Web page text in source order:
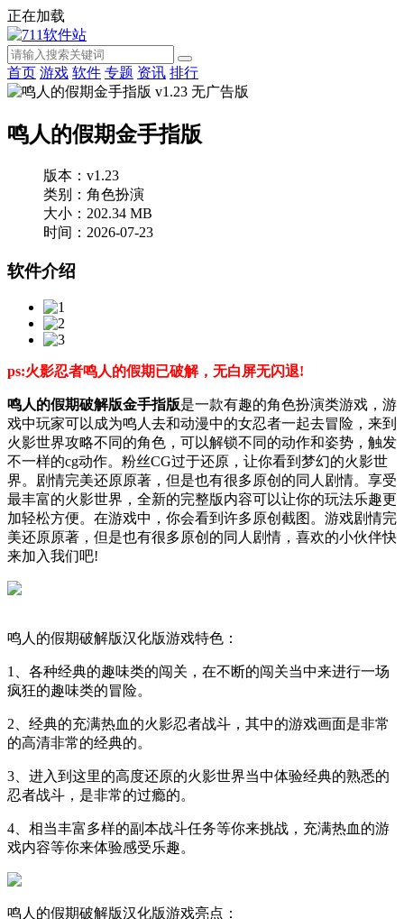
正在加载
首页 游戏 软件 专题 资讯 排行
鸣人的假期金手指版
版本：v1.23
类别：角色扮演
大小：202.34 MB
时间：2026-07-23
软件介绍
ps:火影忍者鸣人的假期已破解，无白屏无闪退!
鸣人的假期破解版金手指版是一款有趣的角色扮演类游戏，游
戏中玩家可以成为鸣人去和动漫中的女忍者一起去冒险，来到
火影世界攻略不同的角色，可以解锁不同的动作和姿势，触发
不一样的cg动作。粉丝CG过于还原，让你看到梦幻的火影世
界。剧情完美还原原著，但是也有很多原创的同人剧情。享受
最丰富的火影世界，全新的完整版内容可以让你的玩法乐趣更
加轻松方便。在游戏中，你会看到许多原创截图。游戏剧情完
美还原原著，但是也有很多原创的同人剧情，喜欢的小伙伴快
来加入我们吧!
鸣人的假期破解版汉化版游戏特色：
1、各种经典的趣味类的闯关，在不断的闯关当中来进行一场
疯狂的趣味类的冒险。
2、经典的充满热血的火影忍者战斗，其中的游戏画面是非常
的高清非常的经典的。
3、进入到这里的高度还原的火影世界当中体验经典的熟悉的
忍者战斗，是非常的过瘾的。
4、相当丰富多样的副本战斗任务等你来挑战，充满热血的游
戏内容等你来体验感受乐趣。
鸣人的假期破解版汉化版游戏亮点：